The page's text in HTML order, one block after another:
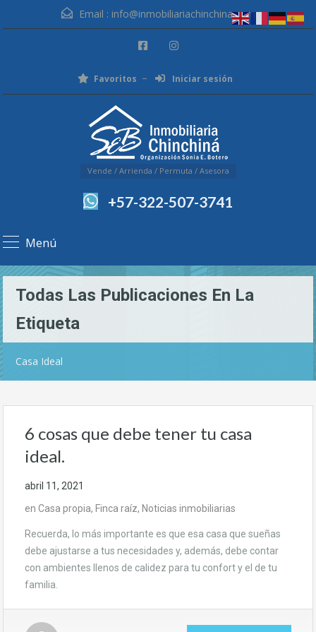
Email : info@inmobiliariachinchina.com
Favoritos Iniciar sesión
Vende / Arrienda / Permuta / Asesora
+57-322-507-3741
Menú
Todas Las Publicaciones En La
Etiqueta
Casa Ideal
6 cosas que debe tener tu casa
ideal.
abril 11, 2021
en Casa propia, Finca raíz, Noticias inmobiliarias
Recuerda, lo más importante es que esa casa que sueñas
debe ajustarse a tus necesidades y, además, debe contar
con ambientes llenos de calidez para tu confort y el de tu
familia.